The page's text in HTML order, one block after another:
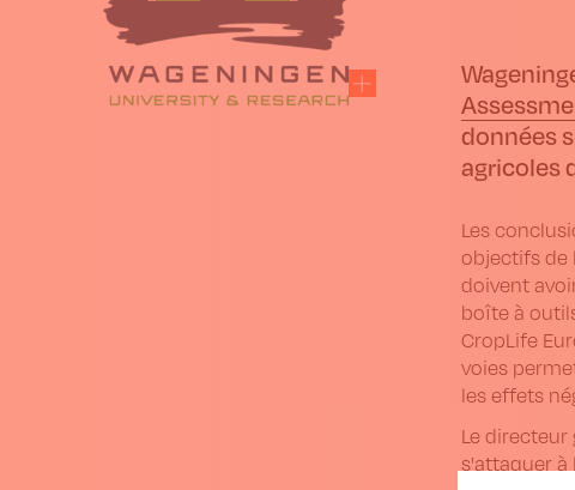
données
agricoles
Les
objectifs de
doivent
boîte à
CropLife
voies
les effets
Le directeur
s'attaquer à